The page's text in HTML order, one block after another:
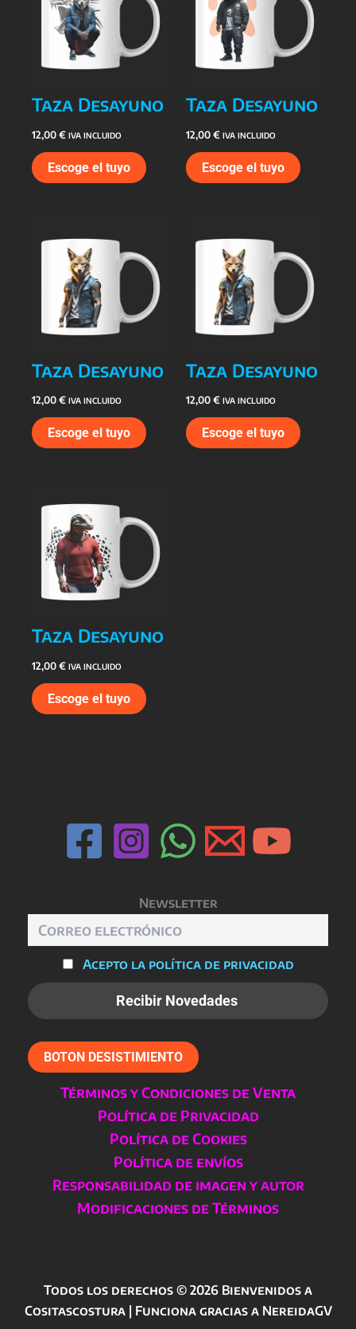
Taza Desayuno
12,00€ IVA INCLUIDO
Escoge el tuyo
Taza Desayuno
12,00€ IVA INCLUIDO
Escoge el tuyo
Taza Desayuno
12,00€ IVA INCLUIDO
Escoge el tuyo
Taza Desayuno
12,00€ IVA INCLUIDO
Escoge el tuyo
Taza Desayuno
12,00€ IVA INCLUIDO
Escoge el tuyo
Newsletter
Acepto la política de privacidad
BOTON DESISTIMIENTO
Términos y Condiciones de Venta
Política de Privacidad
Política de Cookies
Política de envíos
Responsabilidad de imagen y autor
Modificaciones de Términos
Todos los derechos © 2026 Bienvenidos a
Cositascostura | Funciona gracias a NereidaGV